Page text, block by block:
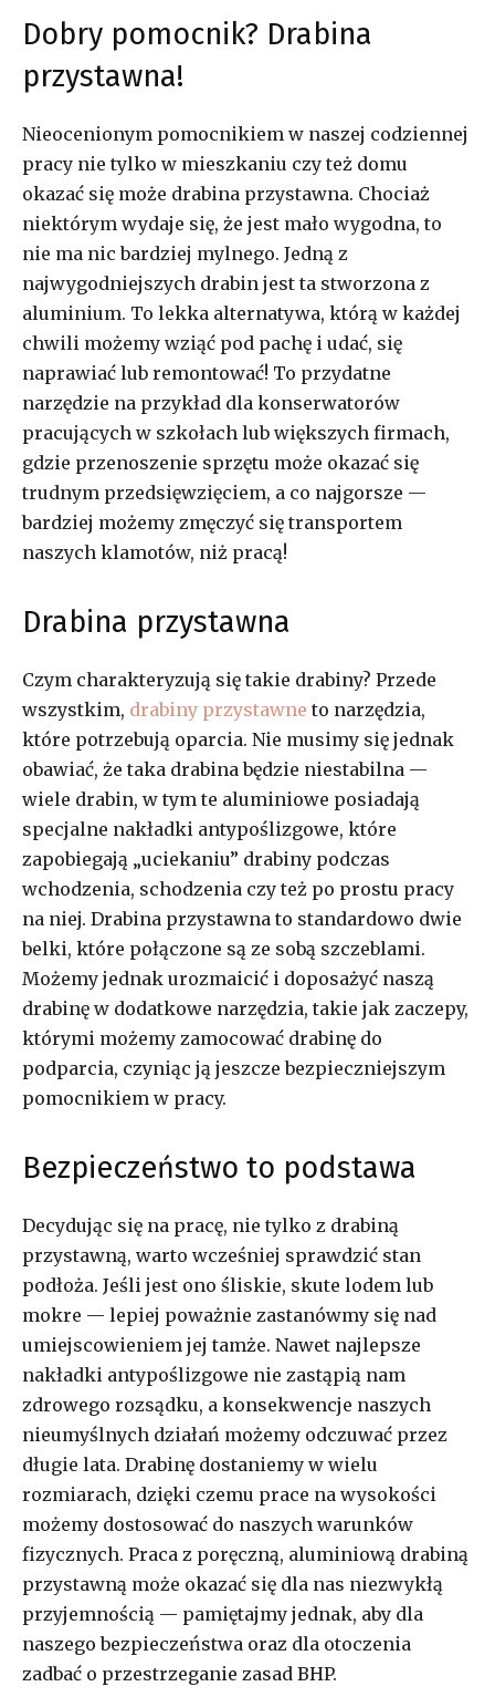
Dobry pomocnik? Drabina
przystawna!
Nieocenionym pomocnikiem w naszej codziennej
pracy nie tylko w mieszkaniu czy też domu
okazać się może drabina przystawna. Chociaż
niektórym wydaje się, że jest mało wygodna, to
nie ma nic bardziej mylnego. Jedną z
najwygodniejszych drabin jest ta stworzona z
aluminium. To lekka alternatywa, którą w każdej
chwili możemy wziąć pod pachę i udać, się
naprawiać lub remontować! To przydatne
narzędzie na przykład dla konserwatorów
pracujących w szkołach lub większych firmach,
gdzie przenoszenie sprzętu może okazać się
trudnym przedsięwzięciem, a co najgorsze —
bardziej możemy zmęczyć się transportem
naszych klamotów, niż pracą!
Drabina przystawna
Czym charakteryzują się takie drabiny? Przede
wszystkim, drabiny przystawne to narzędzia,
które potrzebują oparcia. Nie musimy się jednak
obawiać, że taka drabina będzie niestabilna —
wiele drabin, w tym te aluminiowe posiadają
specjalne nakładki antypoślizgowe, które
zapobiegają „uciekaniu” drabiny podczas
wchodzenia, schodzenia czy też po prostu pracy
na niej. Drabina przystawna to standardowo dwie
belki, które połączone są ze sobą szczeblami.
Możemy jednak urozmaicić i doposażyć naszą
drabinę w dodatkowe narzędzia, takie jak zaczepy,
którymi możemy zamocować drabinę do
podparcia, czyniąc ją jeszcze bezpieczniejszym
pomocnikiem w pracy.
Bezpieczeństwo to podstawa
Decydując się na pracę, nie tylko z drabiną
przystawną, warto wcześniej sprawdzić stan
podłoża. Jeśli jest ono śliskie, skute lodem lub
mokre — lepiej poważnie zastanówmy się nad
umiejscowieniem jej tamże. Nawet najlepsze
nakładki antypoślizgowe nie zastąpią nam
zdrowego rozsądku, a konsekwencje naszych
nieumyślnych działań możemy odczuwać przez
długie lata. Drabinę dostaniemy w wielu
rozmiarach, dzięki czemu prace na wysokości
możemy dostosować do naszych warunków
fizycznych. Praca z poręczną, aluminiową drabiną
przystawną może okazać się dla nas niezwykłą
przyjemnością — pamiętajmy jednak, aby dla
naszego bezpieczeństwa oraz dla otoczenia
zadbać o przestrzeganie zasad BHP.